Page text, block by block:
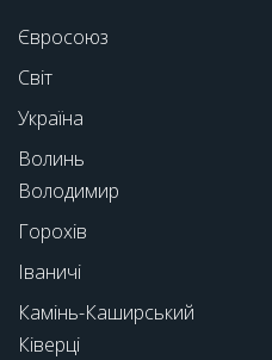
Євросоюз
Світ
Україна
Волинь
Володимир
Горохів
Іваничі
Камінь-Каширський
Ківерці